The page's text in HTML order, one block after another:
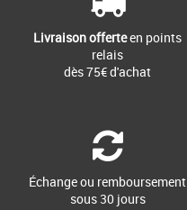
Livraison offerteen points
relais
dès 75€ d'achat
Échange ou remboursement
sous 30 jours